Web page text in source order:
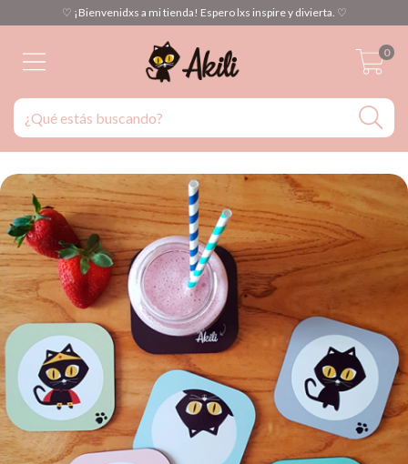
♡ ¡Bienvenidxs a mi tienda! Espero lxs inspire y divierta. ♡
0